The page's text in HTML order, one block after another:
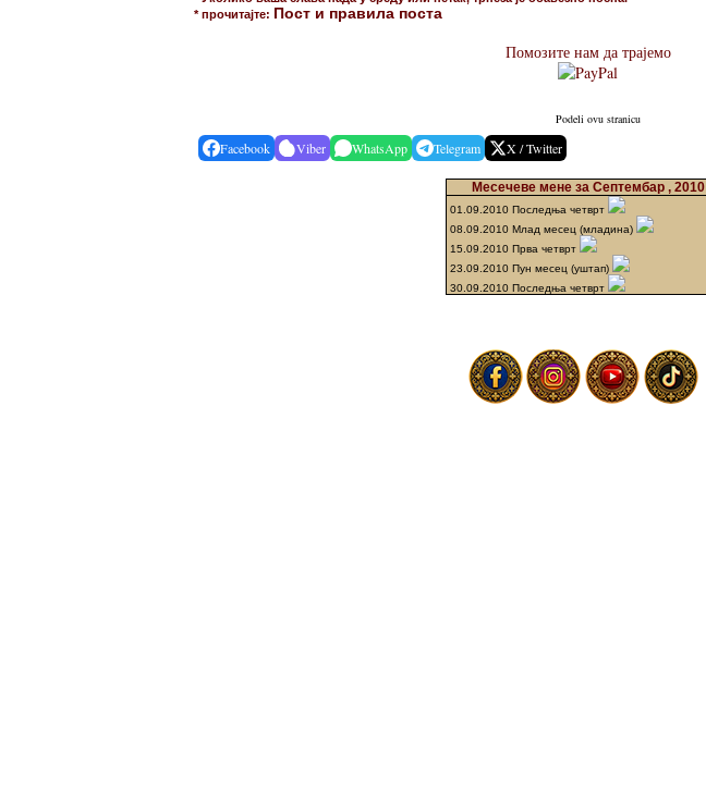
* прочитајте: Пост и правила поста
Помозите нам да трајемо
Podeli ovu stranicu
Facebook Viber WhatsApp Telegram X / Twitter
Месечеве мене за Септембар , 2010
01.09.2010 Последња четврт
08.09.2010 Млад месец (младина)
15.09.2010 Прва четврт
23.09.2010 Пун месец (уштап)
30.09.2010 Последња четврт